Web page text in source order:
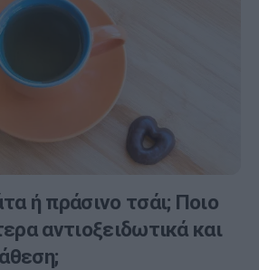
ή πράσινο τσάι; Ποιο
αντιοξειδωτικά και